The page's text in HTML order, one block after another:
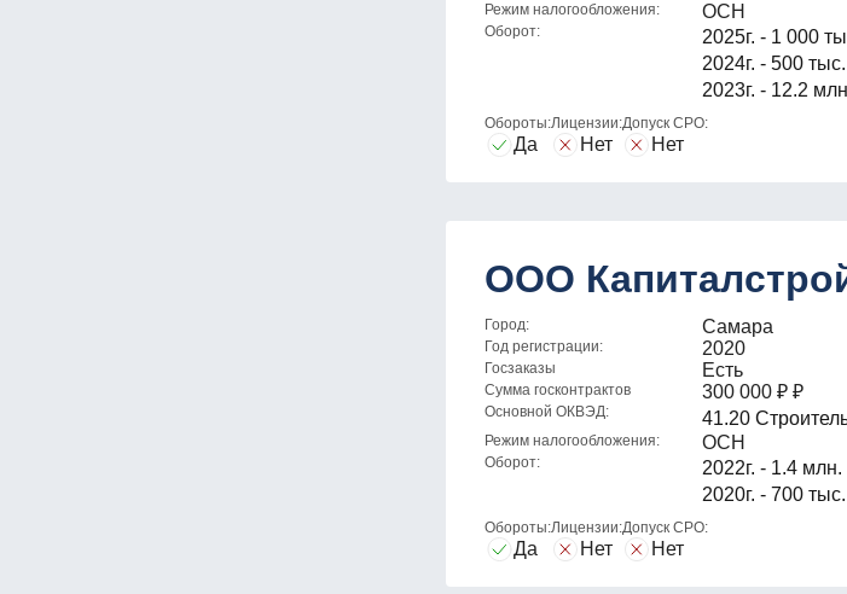
Режим налогообложения: ОСН
Оборот:
2025г. - 1 000
2024г. - 500
2023г. - 12.2
Обороты:
Да
Лицензии:
Нет
Допуск СРО:
Нет
ООО
Город: Самара
Год регистрации: 2020
Госзаказы Есть
Сумма госконтрактов 300 000 ₽ ₽
Основной ОКВЭД: 41.20
Режим налогообложения: ОСН
Оборот:
2022г. - 1.4 млн.
2020г. - 700
Обороты:
Да
Лицензии:
Нет
Допуск СРО:
Нет